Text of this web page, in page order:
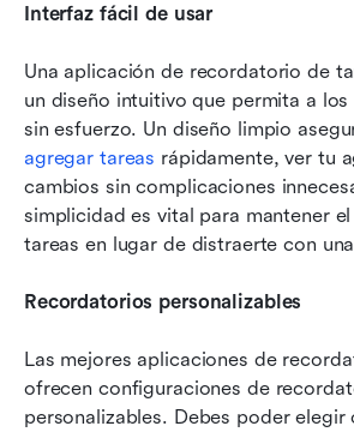
Interfaz fácil de usar
Una aplicación de recordatorio de
un diseño intuitivo que permita a los
agregar tareas rápidamente, ver tu
cambios sin complicaciones
simplicidad es vital para mantener
tareas en lugar de distraerte con
Recordatorios personalizables
Las mejores aplicaciones de
ofrecen configuraciones de
personalizables. Debes poder